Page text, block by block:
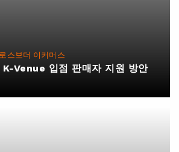
스보더 이커머스
K-Venue 입점 판매자 지원 방안